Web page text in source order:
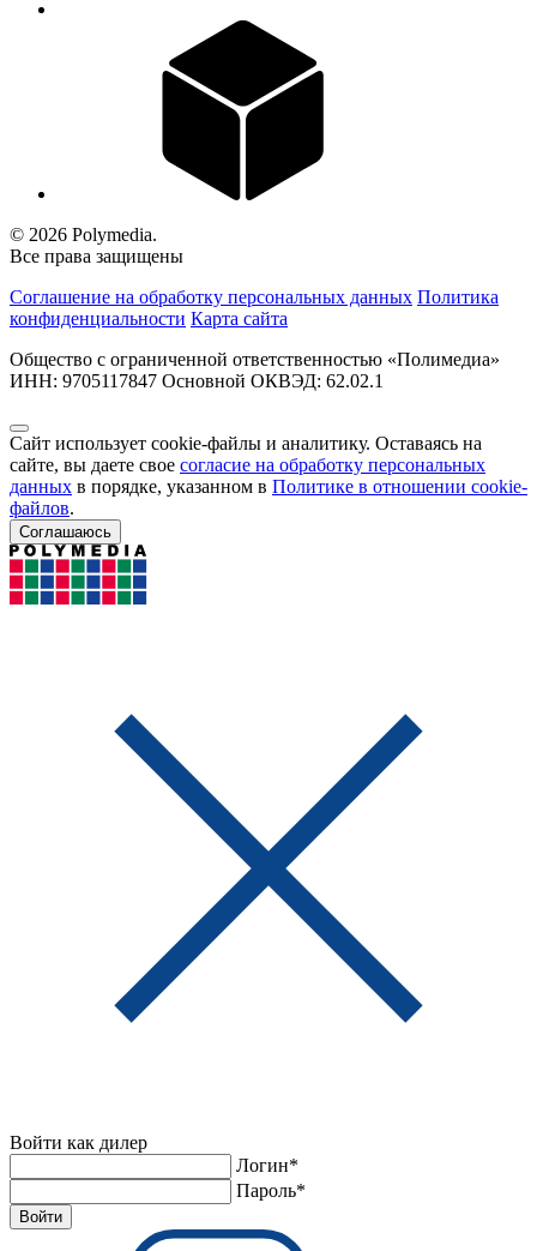
© 2026 Polymedia.
Все права защищены
Соглашение на обработку персональных данных Политика
конфиденциальности Карта сайта
Общество с ограниченной ответственностью «Полимедиа»
ИНН: 9705117847 Основной ОКВЭД: 62.02.1
Сайт использует cookie-файлы и аналитику. Оставаясь на
сайте, вы даете свое согласие на обработку персональных
данных в порядке, указанном в Политике в отношении cookie-
файлов.
Соглашаюсь
Войти как дилер
Логин*
Пароль*
Войти